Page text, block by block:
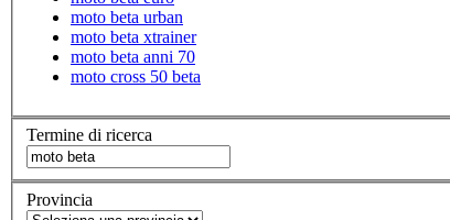
moto beta urban
moto beta xtrainer
moto beta anni 70
moto cross 50 beta
Termine di ricerca
Provincia